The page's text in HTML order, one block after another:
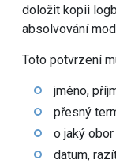
doložit kopii
absolvování
Toto potvrzení
jméno,
přesný
o jaký
datum,